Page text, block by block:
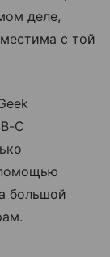
деле,
с той
C
большой